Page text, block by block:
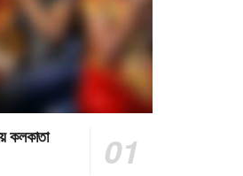
কলকাতা